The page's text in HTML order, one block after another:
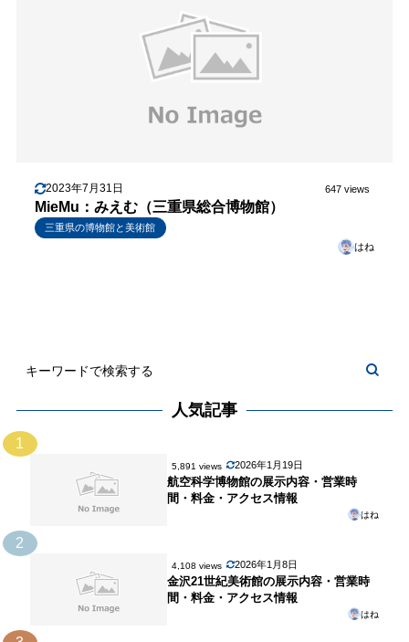
2023年7月31日 647 views
MieMu：みえむ（三重県総合博物館）
三重県の博物館と美術館
はね
人気記事
1
5,891 views 2026年1月19日
航空科学博物館の展示内容・営業時
間・料金・アクセス情報
はね
2
4,108 views 2026年1月8日
金沢21世紀美術館の展示内容・営業時
間・料金・アクセス情報
はね